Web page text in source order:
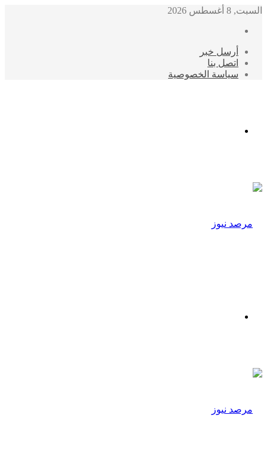
السبت, 8 أغسطس 2026
أرسل خبر
اتصل بنا
سياسة الخصوصية